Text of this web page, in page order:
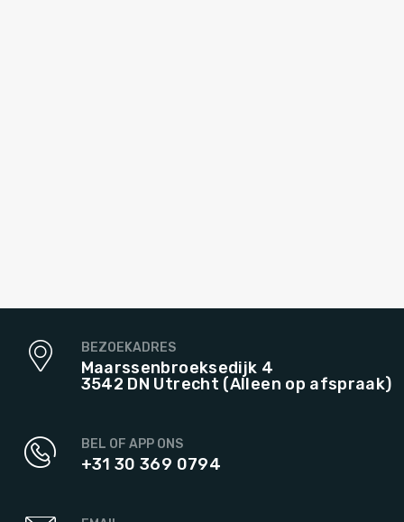
BEZOEKADRES
Maarssenbroeksedijk 4
3542 DN Utrecht (Alleen op afspraak)
BEL OF APP ONS
+31 30 369 0794